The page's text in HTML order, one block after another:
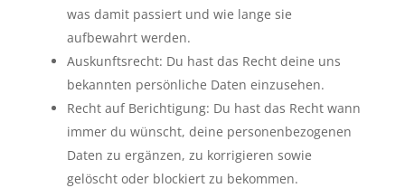
was damit passiert und wie lange sie
aufbewahrt werden.
Auskunftsrecht: Du hast das Recht deine uns
bekannten persönliche Daten einzusehen.
Recht auf Berichtigung: Du hast das Recht wann
immer du wünscht, deine personenbezogenen
Daten zu ergänzen, zu korrigieren sowie
gelöscht oder blockiert zu bekommen.